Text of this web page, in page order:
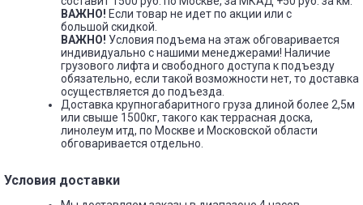
ВАЖНО! Если товар не идет по акции или с
большой скидкой.
ВАЖНО! Условия подъема на этаж обговаривается
индивидуально с нашими менеджерами! Наличие
грузового лифта и свободного доступа к подъезду
обязательно, если такой возможности нет, то доставка
осуществляется до подъезда.
Доставка крупногабаритного груза длиной более 2,5м
или свыше 1500кг, такого как террасная доска,
линолеум итд, по Москве и Московской области
обговаривается отдельно.
Условия доставки